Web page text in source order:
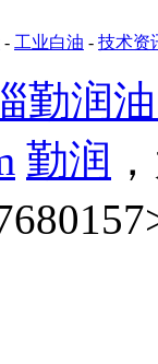
- 工业白油 - 技术资
勤润
勤润